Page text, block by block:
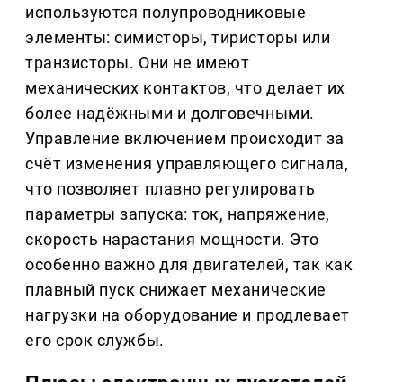
используются полупроводниковые
элементы: симисторы, тиристоры или
транзисторы. Они не имеют
механических контактов, что делает их
более надёжными и долговечными.
Управление включением происходит за
счёт изменения управляющего сигнала,
что позволяет плавно регулировать
параметры запуска: ток, напряжение,
скорость нарастания мощности. Это
особенно важно для двигателей, так как
плавный пуск снижает механические
нагрузки на оборудование и продлевает
его срок службы.